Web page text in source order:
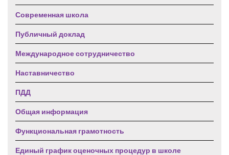
Современная школа
Публичный доклад
Международное сотрудничество
Наставничество
ПДД
Общая информация
Функциональная грамотность
Единый график оценочных процедур в школе